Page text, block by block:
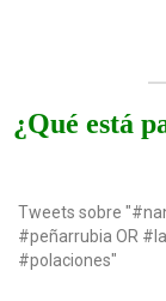
¿Qué está
Tweets sobre
#peñarrubia OR
#polaciones"